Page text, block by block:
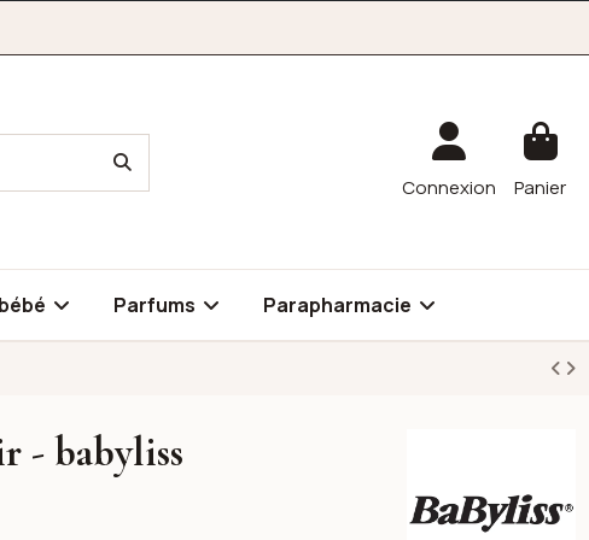
Connexion Panier
Parfums Parapharmacie
- babyliss